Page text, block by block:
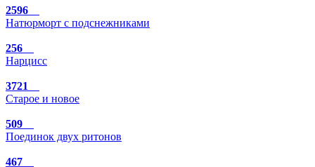
2596
Натюрморт с подснежниками
256
Нарцисс
3721
Старое и новое
509
Поединок двух ритонов
467